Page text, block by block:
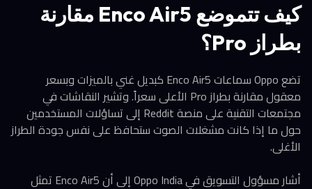
كيف تتموضع Enco Air5 مقارنة
بطراز Pro؟
تضع Oppo سماعات Enco Air5 كبديل غني بالميزات وبسعر
معقول مقارنة بطراز Pro الأعلى سعراً. وتشير النقاشات في
مجتمعات التقنية على منصة Reddit إلى تساؤلات المستخدمين
حول ما إذا كانت مشغلات الصوت ستحافظ على نفس جودة الطراز
الأغلى.
أشار مسؤول التسويق في Oppo India إلى أن Enco Air5 تمثل